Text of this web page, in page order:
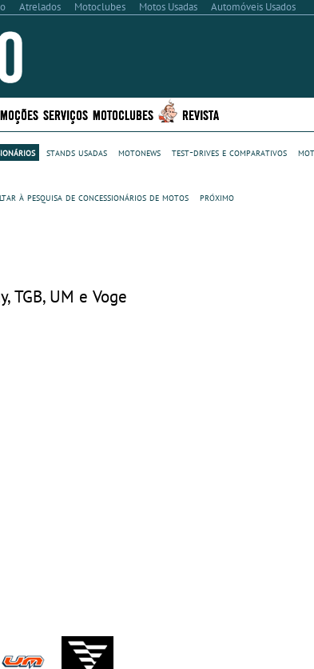
Atrelados Motoclubes Motos Usadas Automóveis Usados
SERVIÇOS MOTOCLUBES REVISTA
stands usadas motonews test-drives e comparativos
à pesquisa de concessionários de motos próximo
TGB, UM e Voge